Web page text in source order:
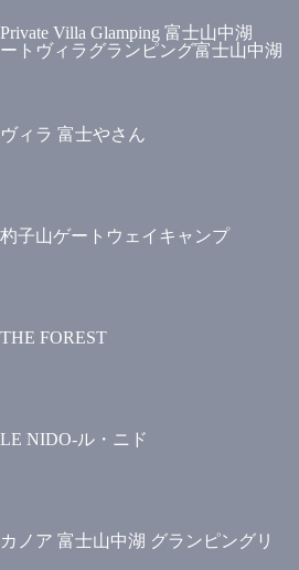
Private Villa Glamping 富士山中湖
トヴィラグランピング富士山中湖
ヴィラ 富士やさん
杓子山ゲートウェイキャンプ
FOREST
LE NIDO-ル・ニド
カノア 富士山中湖 グランピングリ